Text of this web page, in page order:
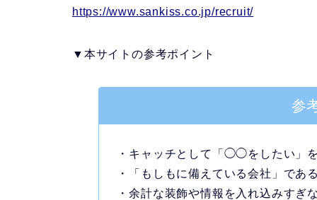
https://www.sankiss.co.jp/recruit/
▼本サイトの参考ポイント
参
・キャッチとして「◯◯をしたい」
・「もしもに備えている会社」であ
・余計な装飾や情報を入れ込みすぎ